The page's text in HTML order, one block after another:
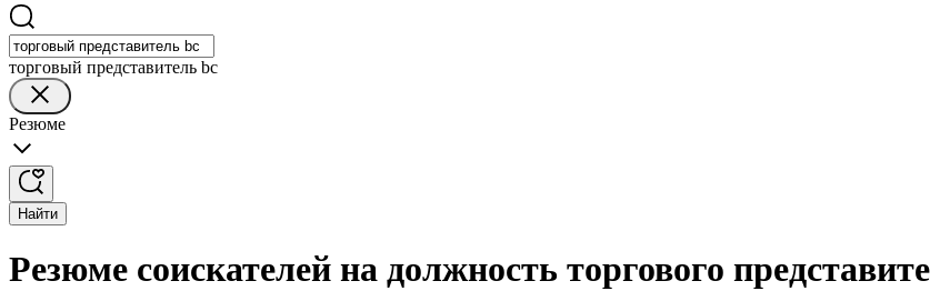
торговый представитель bc
Резюме
Найти
Резюме соискателей на должность торгового